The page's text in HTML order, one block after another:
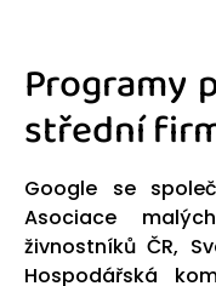
Programy
střední
Google se
Asociace
živnostníků ČR,
Hospodářská